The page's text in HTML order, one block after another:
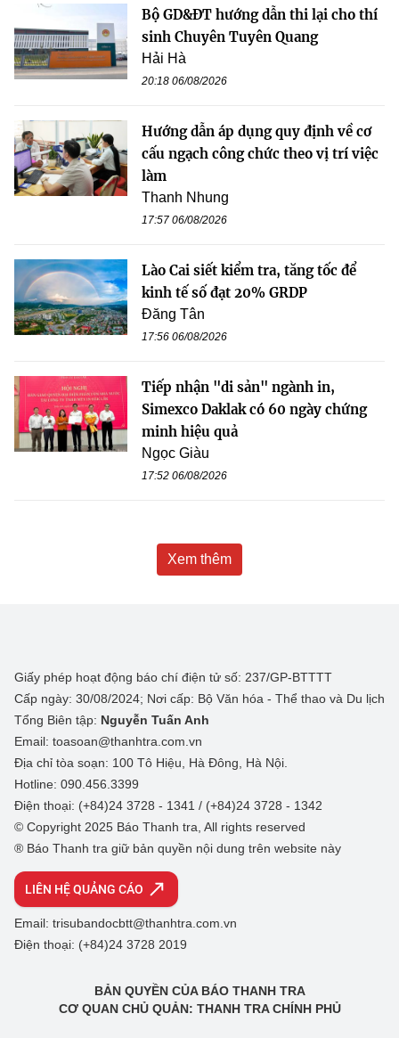
Bộ GD&ĐT hướng dẫn thi lại cho thí
sinh Chuyên Tuyên Quang
Hải Hà
20:18 06/08/2026
Hướng dẫn áp dụng quy định về cơ
cấu ngạch công chức theo vị trí việc
làm
Thanh Nhung
17:57 06/08/2026
Lào Cai siết kiểm tra, tăng tốc để
kinh tế số đạt 20% GRDP
Đăng Tân
17:56 06/08/2026
Tiếp nhận "di sản" ngành in,
Simexco Daklak có 60 ngày chứng
minh hiệu quả
Ngọc Giàu
17:52 06/08/2026
Xem thêm
Giấy phép hoạt động báo chí điện tử số: 237/GP-BTTTT
Cấp ngày: 30/08/2024; Nơi cấp: Bộ Văn hóa - Thể thao và Du lịch
Tổng Biên tập: Nguyễn Tuấn Anh
Email: toasoan@thanhtra.com.vn
Địa chỉ tòa soạn: 100 Tô Hiệu, Hà Đông, Hà Nội.
Hotline: 090.456.3399
Điện thoại: (+84)24 3728 - 1341 / (+84)24 3728 - 1342
© Copyright 2025 Báo Thanh tra, All rights reserved
® Báo Thanh tra giữ bản quyền nội dung trên website này
LIÊN HỆ QUẢNG CÁO
Email: trisubandocbtt@thanhtra.com.vn
Điện thoại: (+84)24 3728 2019
BẢN QUYỀN CỦA BÁO THANH TRA
CƠ QUAN CHỦ QUẢN: THANH TRA CHÍNH PHỦ